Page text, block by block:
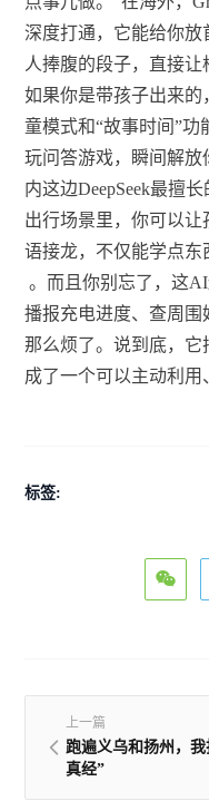
深度打通，它能给你
人捧腹的段子，直接让
如果你是带孩子出来的
童模式和“故事时间”功
玩问答游戏，瞬间解
内这边DeepSeek最擅
出行场景里，你可以
语接龙，不仅能学点
。而且你别忘了，这
播报充电进度、查周
那么烦了。说到底，
成了一个可以主动利用
标签:
上一篇
跑遍义乌和扬州，
真经”